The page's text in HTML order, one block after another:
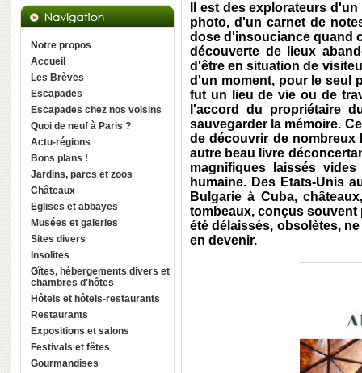
Notre propos
Accueil
Les Brèves
Escapades
Escapades chez nos voisins
Quoi de neuf à Paris ?
Actu-régions
Bons plans !
Jardins, parcs et zoos
Châteaux
Eglises et abbayes
Musées et galeries
Sites divers
Insolites
Gîtes, hébergements divers et
chambres d'hôtes
Hôtels et hôtels-restaurants
Restaurants
Expositions et salons
Festivals et fêtes
Gourmandises
Il est des explorateurs
photo, d'un carnet de
dose d'insouciance quand
découverte de lieux
d'être en situation de
d'un moment, pour le seul
fut un lieu de vie ou de
l'accord du propriétaire
sauvegarder la mémoire.
de découvrir de nombreux
autre beau livre
magnifiques laissés
humaine. Des Etats-Unis
Bulgarie à Cuba,
tombeaux, conçus
été délaissés, obsolètes,
en devenir.